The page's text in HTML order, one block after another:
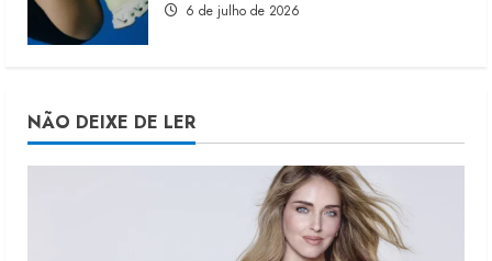
6 de julho de 2026
NÃO DEIXE DE LER